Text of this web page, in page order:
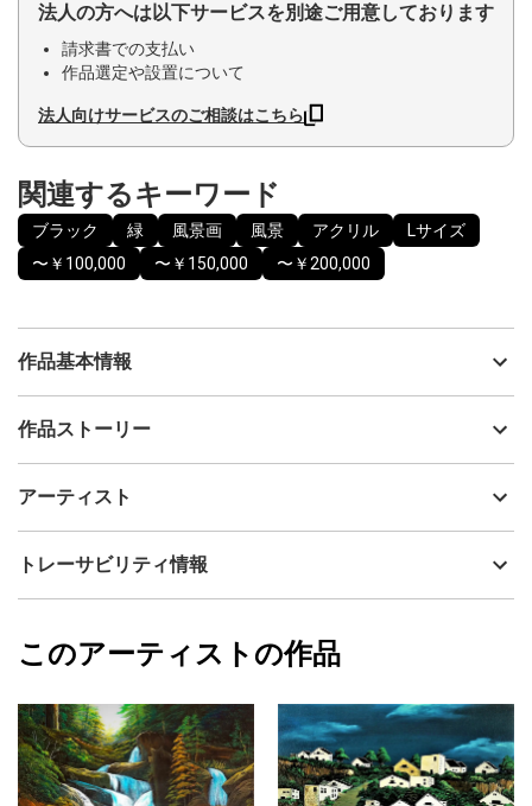
法人の方へは以下サービスを別途ご用意しております
請求書での支払い
作品選定や設置について
法人向けサービスのご相談はこちら
関連するキーワード
ブラック 緑 風景画 風景 アクリル
Lサイズ
〜￥100,000
〜￥150,000 〜￥200,000
作品基本情報
出品者
制作年
技法
アクリル
カラー
ブラック
ジャンル
風景画
配送目安
二週間以内
作品ストーリー
アーティスト
Issey
フォローする
トレーサビリティ情報
Issey
このアーティストの作品